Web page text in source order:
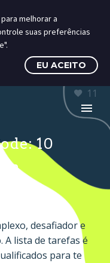
11
10
desafiador e
lista de tarefas é
para te
melhorar a
suas preferências
EU ACEITO